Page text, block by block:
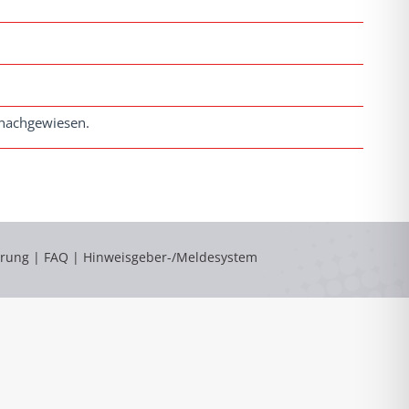
| FAQ | Hinweisgeber-/Meldesystem